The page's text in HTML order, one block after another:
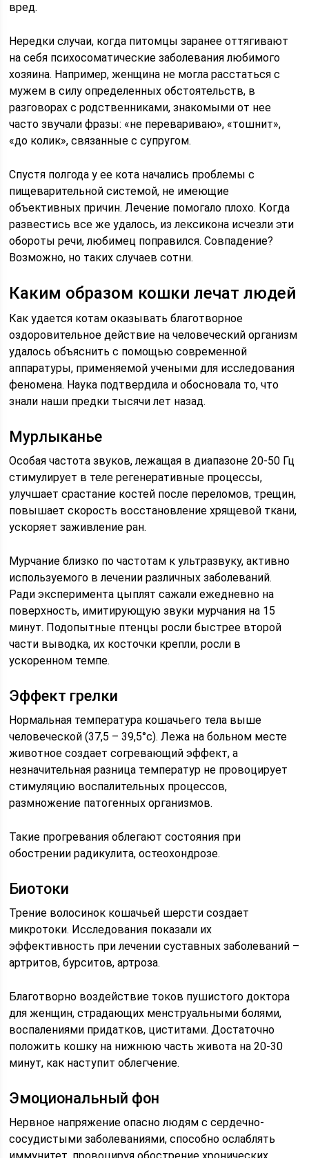
вред.
Нередки случаи, когда питомцы заранее оттягивают
на себя психосоматические заболевания любимого
хозяина. Например, женщина не могла расстаться с
мужем в силу определенных обстоятельств, в
разговорах с родственниками, знакомыми от нее
часто звучали фразы: «не перевариваю», «тошнит»,
«до колик», связанные с супругом.
Спустя полгода у ее кота начались проблемы с
пищеварительной системой, не имеющие
объективных причин. Лечение помогало плохо. Когда
развестись все же удалось, из лексикона исчезли эти
обороты речи, любимец поправился. Совпадение?
Возможно, но таких случаев сотни.
Каким образом кошки лечат людей
Как удается котам оказывать благотворное
оздоровительное действие на человеческий организм
удалось объяснить с помощью современной
аппаратуры, применяемой учеными для исследования
феномена. Наука подтвердила и обосновала то, что
знали наши предки тысячи лет назад.
Мурлыканье
Особая частота звуков, лежащая в диапазоне 20-50 Гц
стимулирует в теле регенеративные процессы,
улучшает срастание костей после переломов, трещин,
повышает скорость восстановление хрящевой ткани,
ускоряет заживление ран.
Мурчание близко по частотам к ультразвуку, активно
используемого в лечении различных заболеваний.
Ради эксперимента цыплят сажали ежедневно на
поверхность, имитирующую звуки мурчания на 15
минут. Подопытные птенцы росли быстрее второй
части выводка, их косточки крепли, росли в
ускоренном темпе.
Эффект грелки
Нормальная температура кошачьего тела выше
человеческой (37,5 – 39,5°с). Лежа на больном месте
животное создает согревающий эффект, а
незначительная разница температур не провоцирует
стимуляцию воспалительных процессов,
размножение патогенных организмов.
Такие прогревания облегают состояния при
обострении радикулита, остеохондрозе.
Биотоки
Трение волосинок кошачьей шерсти создает
микротоки. Исследования показали их
эффективность при лечении суставных заболеваний –
артритов, бурситов, артроза.
Благотворно воздействие токов пушистого доктора
для женщин, страдающих менструальными болями,
воспалениями придатков, циститами. Достаточно
положить кошку на нижнюю часть живота на 20-30
минут, как наступит облегчение.
Эмоциональный фон
Нервное напряжение опасно людям с сердечно-
сосудистыми заболеваниями, способно ослаблять